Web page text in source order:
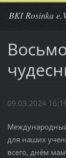
BKI Rosinka
09.03.2024
для наших
всего, днём